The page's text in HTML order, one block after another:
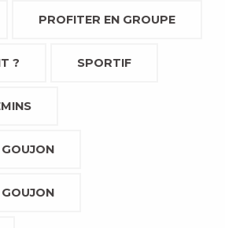
PROFITER EN GROUPE
? SPORTIF